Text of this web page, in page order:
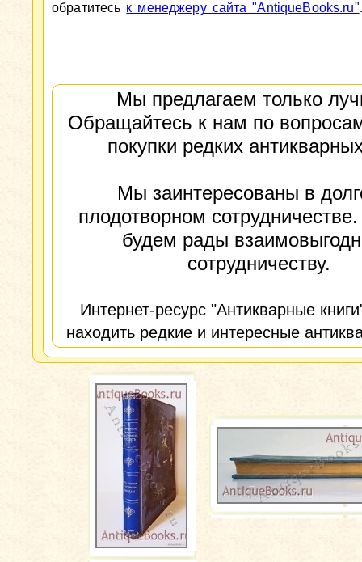
обратитесь к менеджеру сайта "AntiqueBooks.ru".
Мы предлагаем только
Обращайтесь к нам по
покупки редких
Мы заинтересованы в
плодотворном
будем рады
сотрудничеству.
Интернет-ресурс "Антикварные
находить редкие и интересные